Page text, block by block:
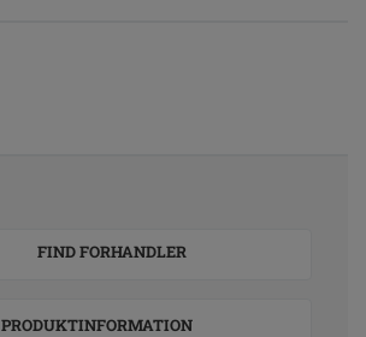
FIND FORHANDLER
PRODUKTINFORMATION